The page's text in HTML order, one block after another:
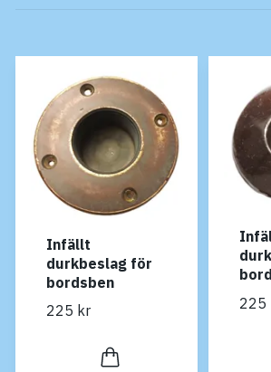
Infällt
durkbeslag för
bordsben
225 kr
225